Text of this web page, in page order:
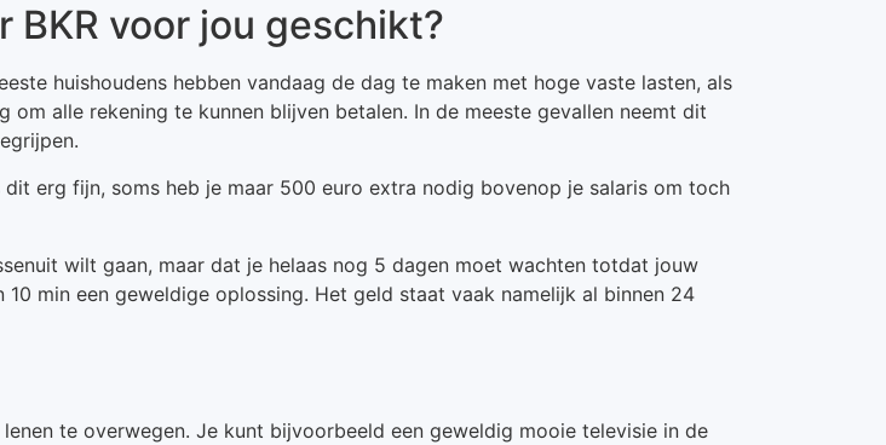
BKR voor jou geschikt?
huishoudens hebben vandaag de dag te maken met hoge vaste lasten, als
alle rekening te kunnen blijven betalen. In de meeste gevallen neemt dit
erg fijn, soms heb je maar 500 euro extra nodig bovenop je salaris om toch
wilt gaan, maar dat je helaas nog 5 dagen moet wachten totdat jouw
min een geweldige oplossing. Het geld staat vaak namelijk al binnen 24
te overwegen. Je kunt bijvoorbeeld een geweldig mooie televisie in de